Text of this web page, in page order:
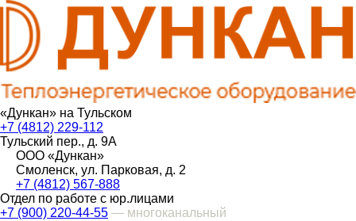
«Дункан» на Тульском
+7 (4812) 229-112
Тульский пер., д. 9А
ООО «Дункан»
Смоленск, ул. Парковая, д. 2
+7 (4812) 567-888
Отдел по работе с юр.лицами
+7 (900) 220-44-55 — многоканальный